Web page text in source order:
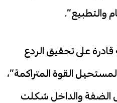
والتطبيع”.
قادرة على تحقيق الردع
القوة المتراكمة”،
الضفة والداخل شكلت